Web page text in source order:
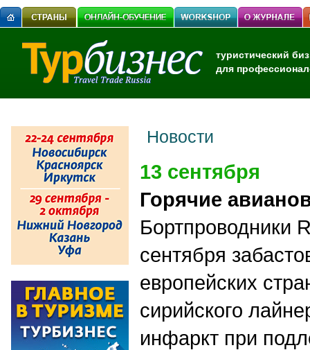
туристический
для
Новости
13 сентября
Горячие
Бортпроводники
сентября
европейских
сирийского
инфаркт при